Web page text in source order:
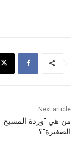
Next article
من هي "وردة المسيح
الصغيرة"؟